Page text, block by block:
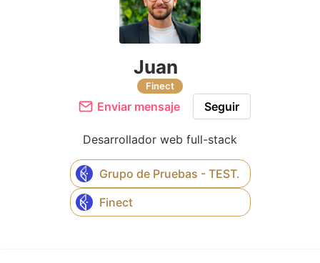
Juan
Finect
Enviar mensaje Seguir
Desarrollador web full-stack
Grupo de Pruebas - TEST.
Finect